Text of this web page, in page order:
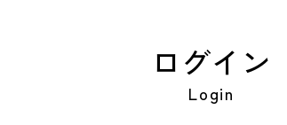
ログイン
Login